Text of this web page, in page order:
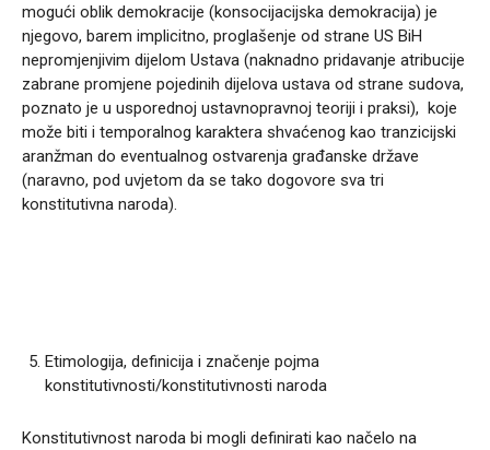
mogući oblik demokracije (konsocijacijska demokracija) je
njegovo, barem implicitno, proglašenje od strane US BiH
nepromjenjivim dijelom Ustava (naknadno pridavanje atribucije
zabrane promjene pojedinih dijelova ustava od strane sudova,
poznato je u usporednoj ustavnopravnoj teoriji i praksi), koje
može biti i temporalnog karaktera shvaćenog kao tranzicijski
aranžman do eventualnog ostvarenja građanske države
(naravno, pod uvjetom da se tako dogovore sva tri
konstitutivna naroda).
Etimologija, definicija i značenje pojma
konstitutivnosti/konstitutivnosti naroda
Konstitutivnost naroda bi mogli definirati kao načelo na